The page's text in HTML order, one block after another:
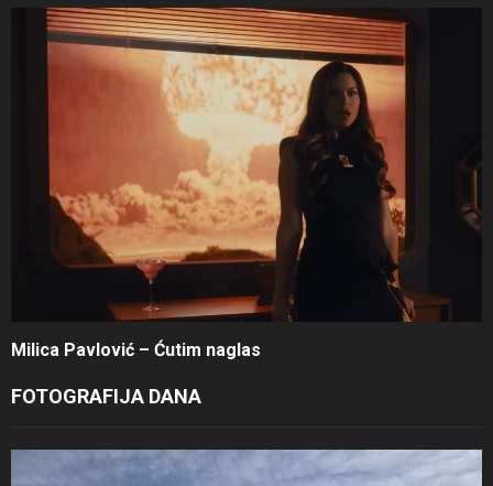
Milica Pavlović – Ćutim naglas
FOTOGRAFIJA DANA